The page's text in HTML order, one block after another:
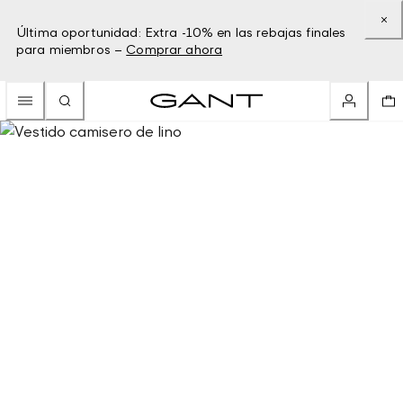
Última oportunidad: Extra -10% en las rebajas finales
para miembros – Comprar ahora